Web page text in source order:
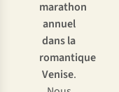
marathon
annuel
dans la
romantique
Venise.